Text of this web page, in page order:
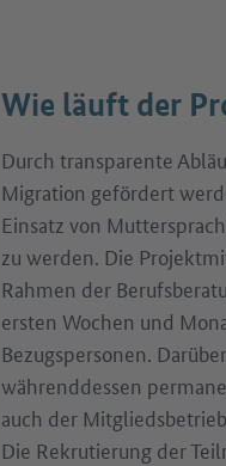
Wie läuft der
Durch transparente
Migration gefördert
Einsatz von
zu werden. Die
Rahmen der
ersten Wochen und
Bezugspersonen.
währenddessen
auch der
Die Rekrutierung der